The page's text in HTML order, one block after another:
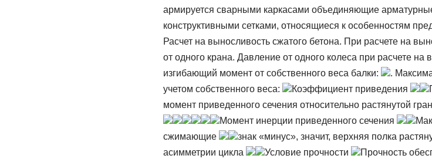
армируется сварными каркасами объединяющие
конструктивными сетками, относящиеся к особенностям
Расчет на выносливость сжатого бетона. При расчете на
от одного крана. Давление от одного колеса при расчете на
изгибающий момент от собственного веса балки:
.
учетом собственного веса:
Коэффициент приведения
момент приведенного сечения относительно растянутой
Момент инерции приведенного сечения
сжимающие
знак «минус», значит, верхняя полка
асимметрии цикла
Условие прочности
Прочность